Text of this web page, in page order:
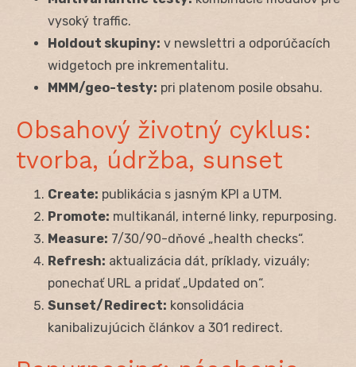
vysoký traffic.
Holdout skupiny: v newslettri a odporúčacích
widgetoch pre inkrementalitu.
MMM/geo-testy: pri platenom posile obsahu.
Obsahový životný cyklus:
tvorba, údržba, sunset
Create: publikácia s jasným KPI a UTM.
Promote: multikanál, interné linky, repurposing.
Measure: 7/30/90-dňové „health checks“.
Refresh: aktualizácia dát, príklady, vizuály;
ponechať URL a pridať „Updated on“.
Sunset/Redirect: konsolidácia
kanibalizujúcich článkov a 301 redirect.